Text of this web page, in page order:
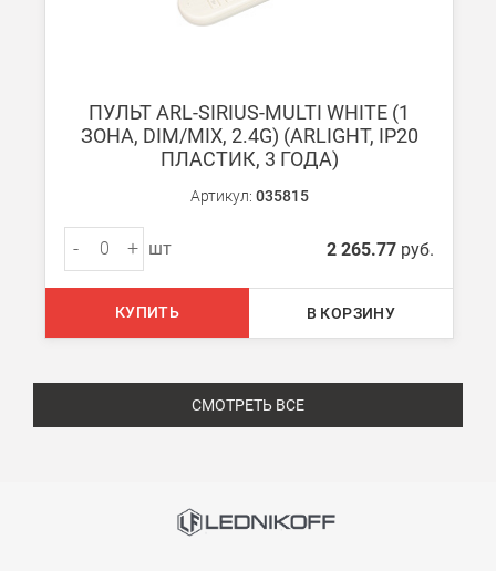
ПУЛЬТ ARL-SIRIUS-MULTI WHITE (1
ЗОНА, DIM/MIX, 2.4G) (ARLIGHT, IP20
ПЛАСТИК, 3 ГОДА)
Артикул: 035815
- + шт 2 265.77 руб.
КУПИТЬ В КОРЗИНУ
СМОТРЕТЬ ВСЕ